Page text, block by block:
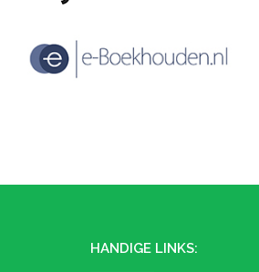
HANDIGE LINKS: